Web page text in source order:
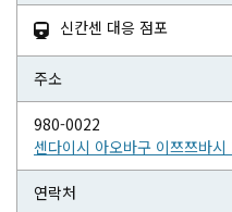
 신칸센 대응 점포
주소
980-0022
센다이시 아오바구 이쯔쯔바
연락처